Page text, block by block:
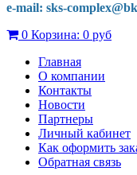
e-mail: sks-
0 Корзина: 0 руб
Главная
О компании
Контакты
Новости
Партнеры
Личный кабинет
Как оформить
Обратная связь